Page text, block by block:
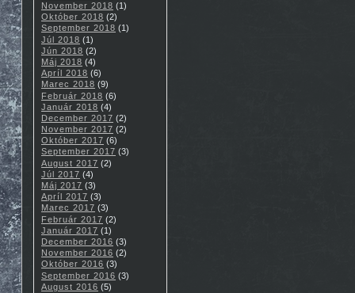
November 2018 (1)
Október 2018 (2)
September 2018 (1)
Júl 2018 (1)
Jún 2018 (2)
Máj 2018 (4)
Apríl 2018 (6)
Marec 2018 (9)
Február 2018 (6)
Január 2018 (4)
December 2017 (2)
November 2017 (2)
Október 2017 (6)
September 2017 (3)
August 2017 (2)
Júl 2017 (4)
Máj 2017 (3)
Apríl 2017 (3)
Marec 2017 (3)
Február 2017 (2)
Január 2017 (1)
December 2016 (3)
November 2016 (2)
Október 2016 (3)
September 2016 (3)
August 2016 (5)